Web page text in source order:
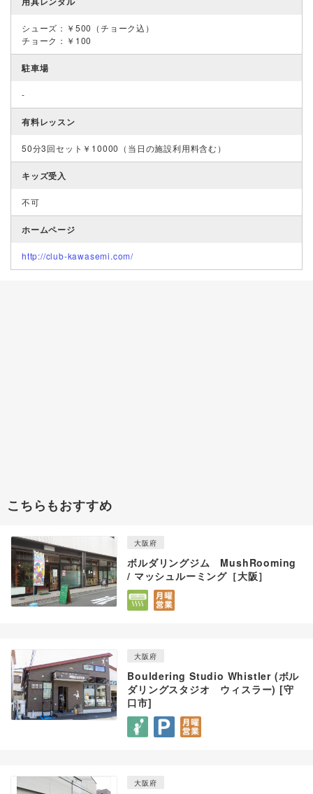
シューズ：￥500（チョーク込）
チョーク：￥100
駐車場
-
有料レッスン
50分3回セット￥10000（当日の施設利用料含む）
キッズ受入
不可
ホームページ
http://club-kawasemi.com/
こちらもおすすめ
大阪府
ボルダリングジム MushRooming
/ マッシュルーミング［大阪］
大阪府
Bouldering Studio Whistler (ボル
ダリングスタジオ ウィスラー) [守
口市]
大阪府